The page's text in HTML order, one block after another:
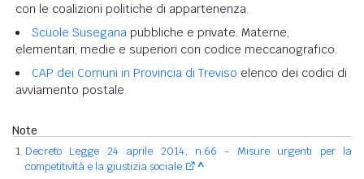
con le coalizioni politiche di appartenenza.
Scuole Susegana pubbliche e private. Materne,
elementari, medie e superiori con codice meccanografico.
CAP dei Comuni in Provincia di Treviso elenco dei codici di
avviamento postale.
Note
Decreto Legge 24 aprile 2014, n.66 - Misure urgenti per la
competitività e la giustizia sociale
^